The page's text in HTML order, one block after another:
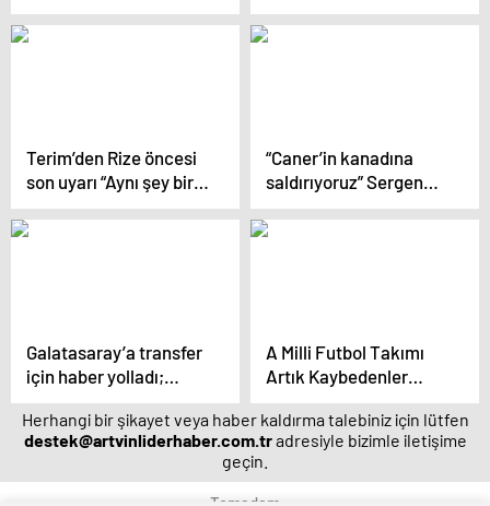
secde yapmış”
Terim’den Rize öncesi
son uyarı “Aynı şey bir
daha asla olmasın”
“Caner’in kanadına
saldırıyoruz” Sergen
Yalçın’ın hücum
planları
Galatasaray’a transfer
için haber yolladı;
“İsterseniz imza
atarım”
A Milli Futbol Takımı
Artık Kaybedenler
Ligine Düştü
Herhangi bir şikayet veya haber kaldırma talebiniz için lütfen
destek@artvinliderhaber.com.tradresiyle bizimle iletişime
geçin.